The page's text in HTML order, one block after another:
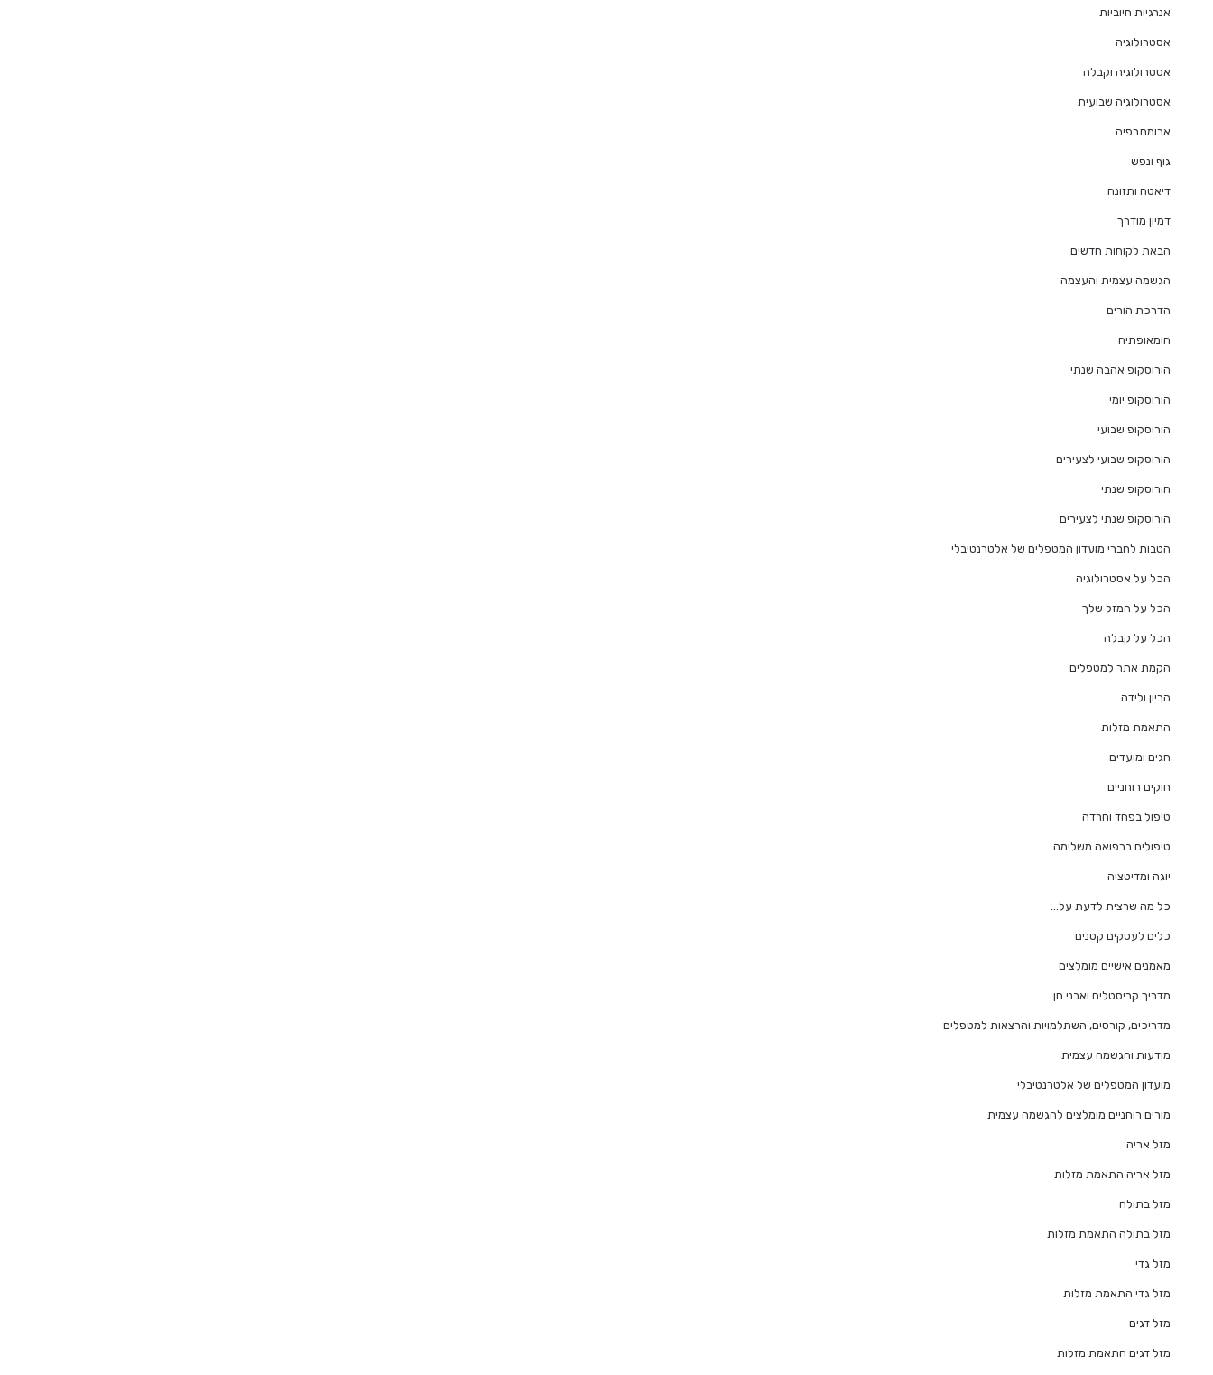
אנרגיות חיוביות
אסטרולוגיה
אסטרולוגיה וקבלה
אסטרולוגיה שבועית
ארומתרפיה
גוף ונפש
דיאטה ותזונה
דמיון מודרך
הבאת לקוחות חדשים
הגשמה עצמית והעצמה
הדרכת הורים
הומאופתיה
הורוסקופ אהבה שנתי
הורוסקופ יומי
הורוסקופ שבועי
הורוסקופ שבועי לצעירים
הורוסקופ שנתי
הורוסקופ שנתי לצעירים
הטבות לחברי מועדון המטפלים של אלטרנטיבלי
הכל על אסטרולוגיה
הכל על המזל שלך
הכל על קבלה
הקמת אתר למטפלים
הריון ולידה
התאמת מזלות
חגים ומועדים
חוקים רוחניים
טיפול בפחד וחרדה
טיפולים ברפואה משלימה
יוגה ומדיטציה
כל מה שרצית לדעת על…
כלים לעסקים קטנים
מאמנים אישיים מומלצים
מדריך קריסטלים ואבני חן
מדריכים, קורסים, השתלמויות והרצאות למטפלים
מודעות והגשמה עצמית
מועדון המטפלים של אלטרנטיבלי
מורים רוחניים מומלצים להגשמה עצמית
מזל אריה
מזל אריה התאמת מזלות
מזל בתולה
מזל בתולה התאמת מזלות
מזל גדי
מזל גדי התאמת מזלות
מזל דגים
מזל דגים התאמת מזלות